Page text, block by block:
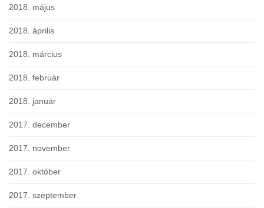
2018. május
2018. április
2018. március
2018. február
2018. január
2017. december
2017. november
2017. október
2017. szeptember